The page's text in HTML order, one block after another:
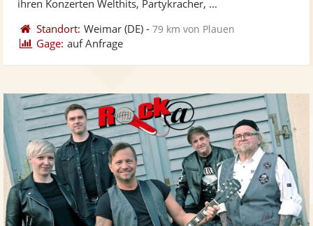
ihren Konzerten Welthits, Partykracher, ...
Standort: Weimar (DE) -79 km von Plauen
Gage: auf Anfrage